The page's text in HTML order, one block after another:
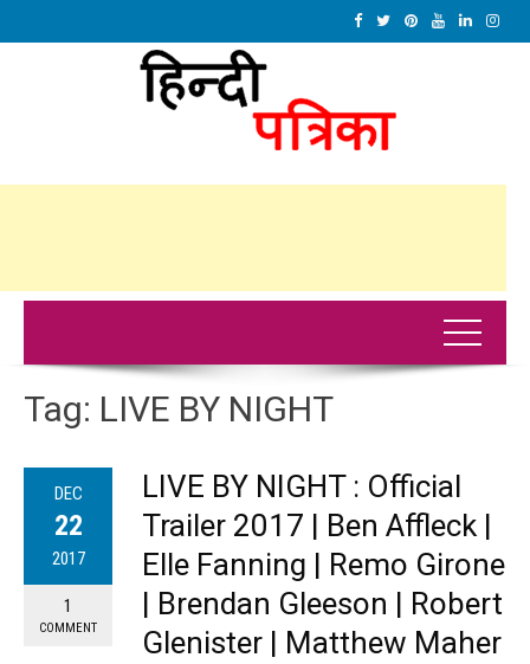
Tag: LIVE BY NIGHT
DEC
22
2017
1
COMMENT
LIVE BY NIGHT : Official
Trailer 2017 | Ben Affleck |
Elle Fanning | Remo Girone
| Brendan Gleeson | Robert
Glenister | Matthew Maher